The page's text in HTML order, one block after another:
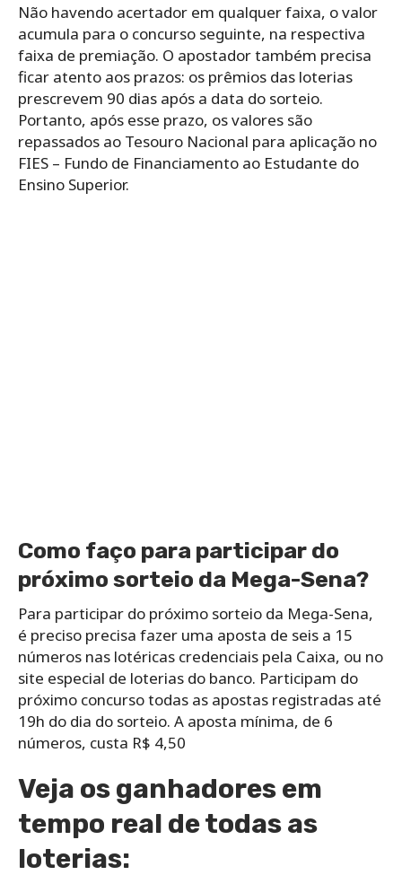
Não havendo acertador em qualquer faixa, o valor
acumula para o concurso seguinte, na respectiva
faixa de premiação. O apostador também precisa
ficar atento aos prazos: os prêmios das loterias
prescrevem 90 dias após a data do sorteio.
Portanto, após esse prazo, os valores são
repassados ao Tesouro Nacional para aplicação no
FIES – Fundo de Financiamento ao Estudante do
Ensino Superior.
Como faço para participar do
próximo sorteio da Mega-Sena?
Para participar do próximo sorteio da Mega-Sena,
é preciso precisa fazer uma aposta de seis a 15
números nas lotéricas credenciais pela Caixa, ou no
site especial de loterias do banco. Participam do
próximo concurso todas as apostas registradas até
19h do dia do sorteio. A aposta mínima, de 6
números, custa R$ 4,50
Veja os ganhadores em
tempo real de todas as
loterias: